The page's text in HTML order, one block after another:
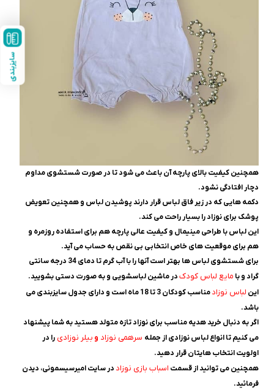
سایزبندی
همچنین کیفیت بالای پارچه آن باعث می شود تا در صورت شستشوی مداوم
دچار افتادگی نشود.
دکمه هایی که در زیر فاق لباس قرار دارند پوشیدن لباس و همچنین تعویض
پوشک برای نوزاد را بسیار راحت می کند.
این لباس با طراحی مینیمال و کیفیت عالی پارچه هم برای استفاده روزمره و
هم برای موقعیت های خاص انتخابی بی نقص به حساب می آید.
برای شستشوی لباس ها بهتر است آنها را با آب گرم تا دمای 34 درجه سانتی
گراد و با مایع لباس کودکدر ماشین لباسشویی و به صورت دستی بشویید.
این لباس نوزادمناسب کودکان 3 تا 18 ماه است و
دارای جدول سایزبندی می
باشد.
اگر به دنبال خرید هدیه مناسب برای نوزاد تازه متولد هستید به شما پیشنهاد
می کنیم تا انواع لباس نوزادی از جمله سرهمی نوزاد و بیلر نوزادی را در
اولویت انتخاب هایتان قرار دهید.
همچنین می توانید از قسمت اسباب بازی نوزاد در سایت امیرسیسمونی، دیدن
فرمائید.